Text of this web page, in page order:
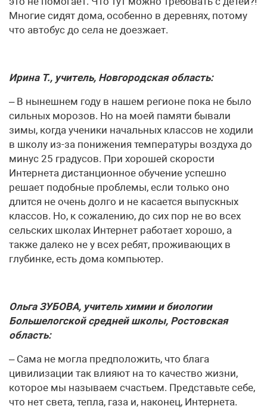
Многие сидят дома, особенно в деревнях, потому
что автобус до села не доезжает.
Ирина Т., учитель, Новгородская область:
– В нынешнем году в нашем регионе пока не было
сильных морозов. Но на моей памяти бывали
зимы, когда ученики начальных классов не ходили
в школу из-за понижения температуры воздуха до
минус 25 градусов. При хорошей скорости
Интернета дистанционное обучение успешно
решает подобные проблемы, если только оно
длится не очень долго и не касается выпускных
классов. Но, к сожалению, до сих пор не во всех
сельских школах Интернет работает хорошо, а
также далеко не у всех ребят, проживающих в
глубинке, есть дома компьютер.
Ольга ЗУБОВА, учитель химии и биологии
Большелогской средней школы, Ростовская
область:
– Сама не могла предположить, что блага
цивилизации так влияют на то качество жизни,
которое мы называем счастьем. Представьте себе,
что нет света, тепла, газа и, наконец, Интернета.